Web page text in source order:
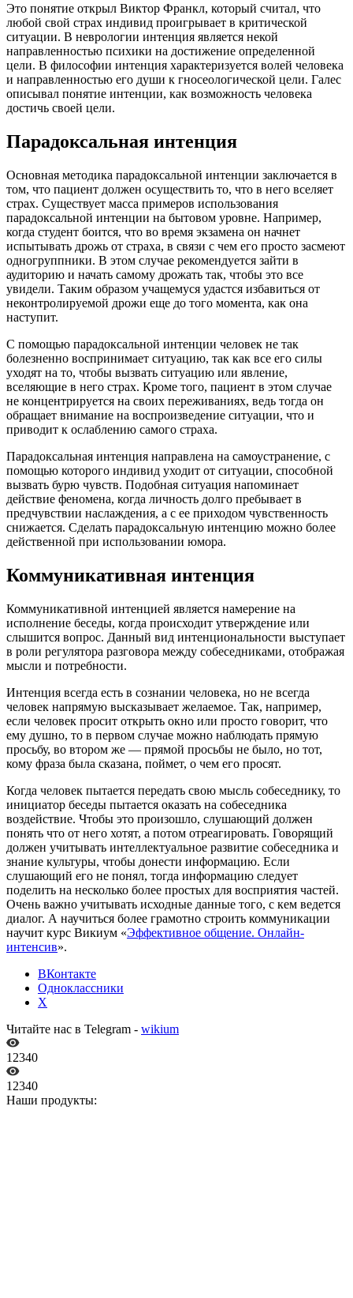
Это понятие открыл Виктор Франкл, который считал, что
любой свой страх индивид проигрывает в критической
ситуации. В неврологии интенция является некой
направленностью психики на достижение определенной
цели. В философии интенция характеризуется волей человека
и направленностью его души к гносеологической цели. Галес
описывал понятие интенции, как возможность человека
достичь своей цели.
Парадоксальная интенция
Основная методика парадоксальной интенции заключается в
том, что пациент должен осуществить то, что в него вселяет
страх. Существует масса примеров использования
парадоксальной интенции на бытовом уровне. Например,
когда студент боится, что во время экзамена он начнет
испытывать дрожь от страха, в связи с чем его просто засмеют
одногруппники. В этом случае рекомендуется зайти в
аудиторию и начать самому дрожать так, чтобы это все
увидели. Таким образом учащемуся удастся избавиться от
неконтролируемой дрожи еще до того момента, как она
наступит.
С помощью парадоксальной интенции человек не так
болезненно воспринимает ситуацию, так как все его силы
уходят на то, чтобы вызвать ситуацию или явление,
вселяющие в него страх. Кроме того, пациент в этом случае
не концентрируется на своих переживаниях, ведь тогда он
обращает внимание на воспроизведение ситуации, что и
приводит к ослаблению самого страха.
Парадоксальная интенция направлена на самоустранение, с
помощью которого индивид уходит от ситуации, способной
вызвать бурю чувств. Подобная ситуация напоминает
действие феномена, когда личность долго пребывает в
предчувствии наслаждения, а с ее приходом чувственность
снижается. Сделать парадоксальную интенцию можно более
действенной при использовании юмора.
Коммуникативная интенция
Коммуникативной интенцией является намерение на
исполнение беседы, когда происходит утверждение или
слышится вопрос. Данный вид интенциональности выступает
в роли регулятора разговора между собеседниками, отображая
мысли и потребности.
Интенция всегда есть в сознании человека, но не всегда
человек напрямую высказывает желаемое. Так, например,
если человек просит открыть окно или просто говорит, что
ему душно, то в первом случае можно наблюдать прямую
просьбу, во втором же — прямой просьбы не было, но тот,
кому фраза была сказана, поймет, о чем его просят.
Когда человек пытается передать свою мысль собеседнику, то
инициатор беседы пытается оказать на собеседника
воздействие. Чтобы это произошло, слушающий должен
понять что от него хотят, а потом отреагировать. Говорящий
должен учитывать интеллектуальное развитие собеседника и
знание культуры, чтобы донести информацию. Если
слушающий его не понял, тогда информацию следует
поделить на несколько более простых для восприятия частей.
Очень важно учитывать исходные данные того, с кем ведется
диалог. А научиться более грамотно строить коммуникации
научит курс Викиум «Эффективное общение. Онлайн-
интенсив».
ВКонтакте
Одноклассники
X
Читайте нас в Telegram - wikium
12340
12340
Наши продукты: